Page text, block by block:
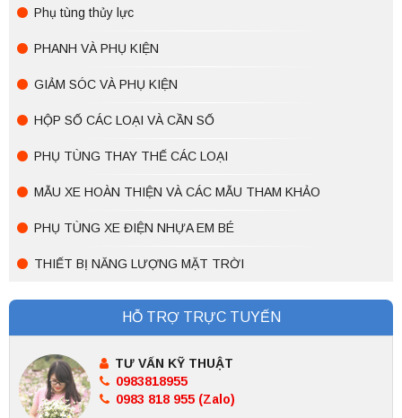
Phụ tùng thủy lực
PHANH VÀ PHỤ KIỆN
GIẢM SÓC VÀ PHỤ KIỆN
HỘP SỐ CÁC LOẠI VÀ CẦN SỐ
PHỤ TÙNG THAY THẾ CÁC LOẠI
MẪU XE HOÀN THIỆN VÀ CÁC MẪU THAM KHẢO
PHỤ TÙNG XE ĐIỆN NHỰA EM BÉ
THIẾT BỊ NĂNG LƯỢNG MẶT TRỜI
HỖ TRỢ TRỰC TUYẾN
TƯ VẤN KỸ THUẬT
0983818955
0983 818 955 (Zalo)